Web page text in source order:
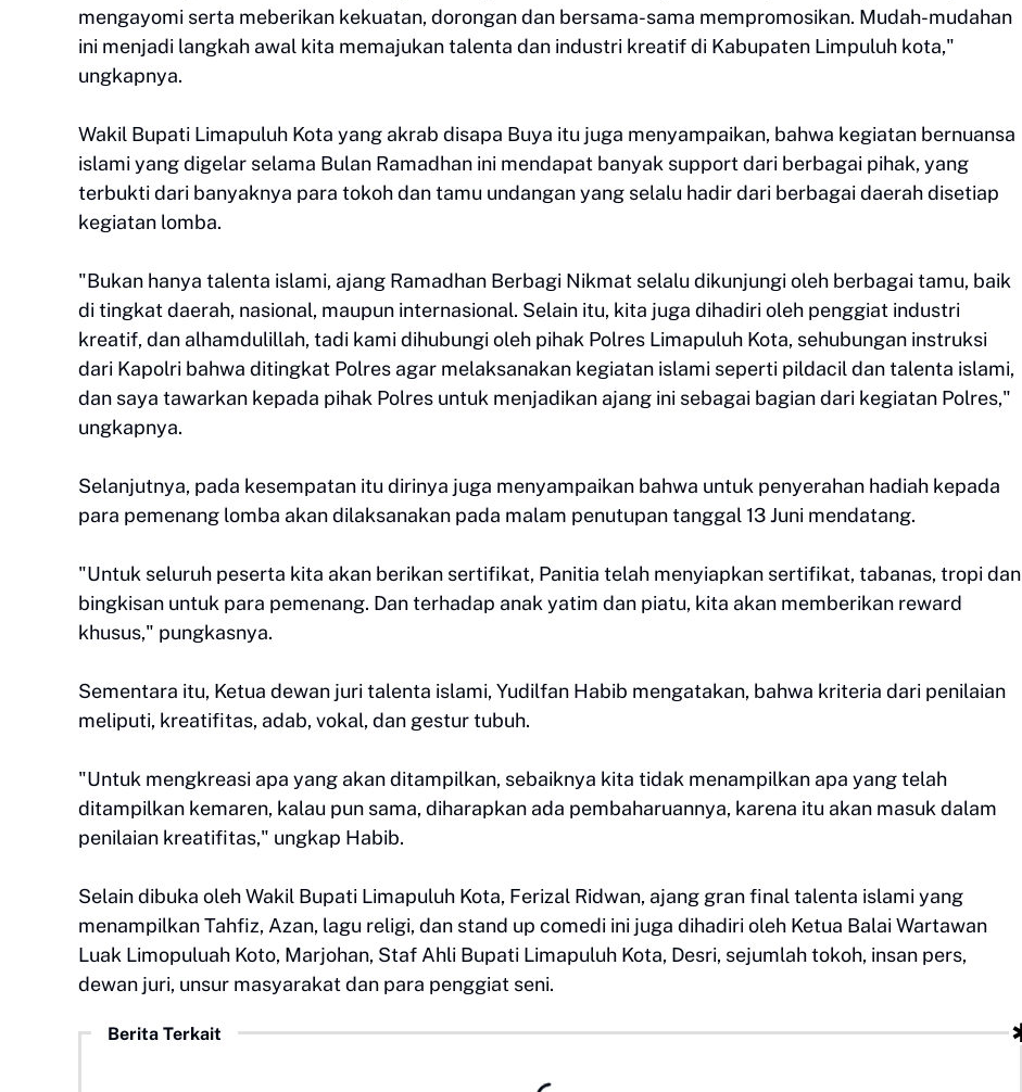
mengayomi serta meberikan kekuatan, dorongan dan bersama-sama mempromosikan. Mudah-mudahan
ini menjadi langkah awal kita memajukan talenta dan industri kreatif di Kabupaten Limpuluh kota,"
ungkapnya.
Wakil Bupati Limapuluh Kota yang akrab disapa Buya itu juga menyampaikan, bahwa kegiatan bernuansa
islami yang digelar selama Bulan Ramadhan ini mendapat banyak support dari berbagai pihak, yang
terbukti dari banyaknya para tokoh dan tamu undangan yang selalu hadir dari berbagai daerah disetiap
kegiatan lomba.
"Bukan hanya talenta islami, ajang Ramadhan Berbagi Nikmat selalu dikunjungi oleh berbagai tamu, baik
di tingkat daerah, nasional, maupun internasional. Selain itu, kita juga dihadiri oleh penggiat industri
kreatif, dan alhamdulillah, tadi kami dihubungi oleh pihak Polres Limapuluh Kota, sehubungan instruksi
dari Kapolri bahwa ditingkat Polres agar melaksanakan kegiatan islami seperti pildacil dan talenta islami,
dan saya tawarkan kepada pihak Polres untuk menjadikan ajang ini sebagai bagian dari kegiatan Polres,"
ungkapnya.
Selanjutnya, pada kesempatan itu dirinya juga menyampaikan bahwa untuk penyerahan hadiah kepada
para pemenang lomba akan dilaksanakan pada malam penutupan tanggal 13 Juni mendatang.
"Untuk seluruh peserta kita akan berikan sertifikat, Panitia telah menyiapkan sertifikat, tabanas, tropi dan
bingkisan untuk para pemenang. Dan terhadap anak yatim dan piatu, kita akan memberikan reward
khusus," pungkasnya.
Sementara itu, Ketua dewan juri talenta islami, Yudilfan Habib mengatakan, bahwa kriteria dari penilaian
meliputi, kreatifitas, adab, vokal, dan gestur tubuh.
"Untuk mengkreasi apa yang akan ditampilkan, sebaiknya kita tidak menampilkan apa yang telah
ditampilkan kemaren, kalau pun sama, diharapkan ada pembaharuannya, karena itu akan masuk dalam
penilaian kreatifitas," ungkap Habib.
Selain dibuka oleh Wakil Bupati Limapuluh Kota, Ferizal Ridwan, ajang gran final talenta islami yang
menampilkan Tahfiz, Azan, lagu religi, dan stand up comedi ini juga dihadiri oleh Ketua Balai Wartawan
Luak Limopuluah Koto, Marjohan, Staf Ahli Bupati Limapuluh Kota, Desri, sejumlah tokoh, insan pers,
dewan juri, unsur masyarakat dan para penggiat seni.
Berita Terkait